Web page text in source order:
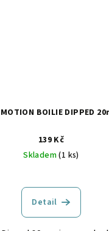
BOILIE DIPPED
139 Kč
Skladem(1 ks)
Detail